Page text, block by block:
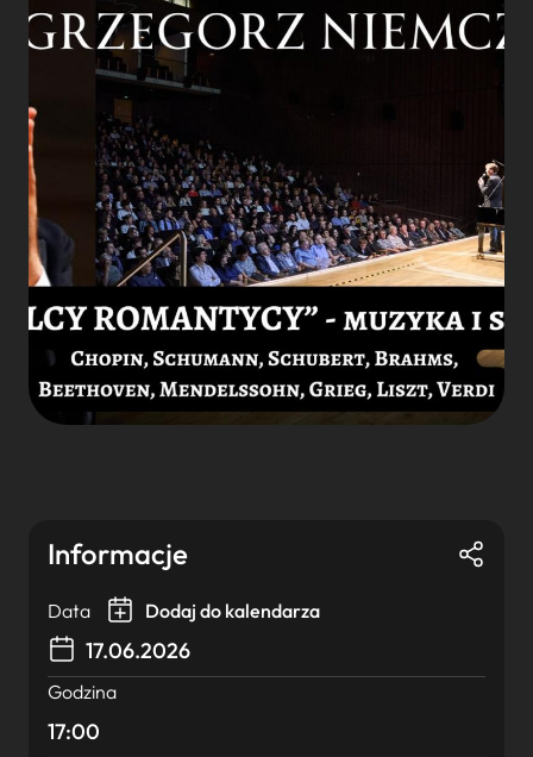
Wyszukaj
Informacje
Data Dodaj do kalendarza
17.06.2026
Godzina
17:00